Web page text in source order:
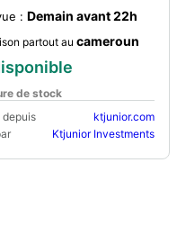
: Demain avant 22h
partout au cameroun
de stock
depuis
ktjunior.com
Ktjunior Investments